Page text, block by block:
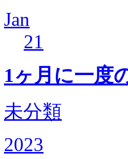
Jan
21
1ヶ月に一度
未分類
2023